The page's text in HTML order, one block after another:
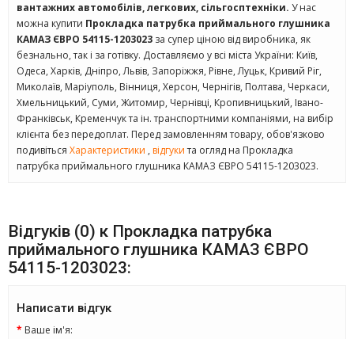
вантажних автомобілів, легкових, сільгосптехніки. У нас
можна купити Прокладка патрубка приймального глушника
КАМАЗ ЄВРО 54115-1203023 за супер ціною від виробника, як
безнально, так і за готівку. Доставляємо у всі міста України: Київ,
Одеса, Харків, Дніпро, Львів, Запоріжжя, Рівне, Луцьк, Кривий Ріг,
Миколаїв, Маріуполь, Вінниця, Херсон, Чернігів, Полтава, Черкаси,
Хмельницький, Суми, Житомир, Чернівці, Кропивницький, Івано-
Франківськ, Кременчук та ін. транспортними компаніями, на вибір
клієнта без передоплат. Перед замовленням товару, обов'язково
подивіться Характеристики , відгукита огляд на Прокладка
патрубка приймального глушника КАМАЗ ЄВРО 54115-1203023.
Відгуків (0) к Прокладка патрубка
приймального глушника КАМАЗ ЄВРО
54115-1203023:
Написати відгук
Ваше ім'я: